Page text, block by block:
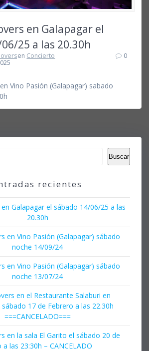
en Galapagar el
25 a las 20.30h
en Concierto
0
Vino Pasión (Galapagar) sabado
Buscar
recientes
Galapagar el sábado 14/06/25 a las
20.30h
en Vino Pasión (Galapagar) sábado
noche 14/09/24
en Vino Pasión (Galapagar) sábado
noche 13/07/24
en el Restaurante Salaburi en
17 de Febrero a las 22.30h
===CANCELADO===
en la sala El Garito el sábado 20 de
a las 23:30h – CANCELADO